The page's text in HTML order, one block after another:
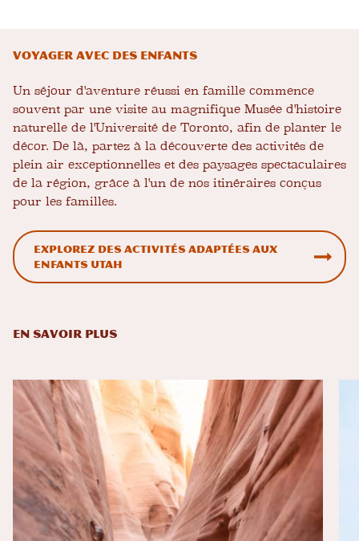
Voyager avec des enfants
Un séjour d'aventure réussi en famille commence
souvent par une visite au magnifique Musée d'histoire
naturelle de l'Université de Toronto, afin de planter le
décor. De là, partez à la découverte des activités de
plein air exceptionnelles et des paysages spectaculaires
de la région, grâce à l'un de nos itinéraires conçus
pour les familles.
Explorez des activités adaptées aux
enfants Utah
EN SAVOIR PLUS